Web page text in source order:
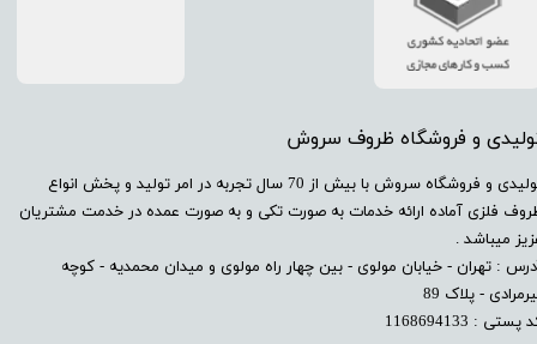
و فروشگاه ظروف سروش
​تولیدی و فروشگاه سروش با بیش از 70 سال تجربه در امر تولید و پخش انواع
فلزی آماده ارائه خدمات به صورت تکی و به صورت عمده در خدمت مشتریان
میباشد .
: تهران - خیابان مولوی - بین چهار راه مولوی و میدان محمدیه - کوچه
- پلاک 89
پستی : 1168694133